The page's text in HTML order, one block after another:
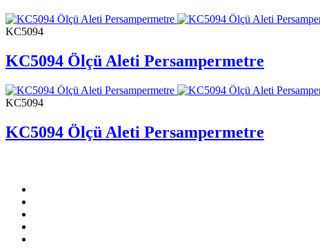
KC5094
KC5094 Ölçü Aleti Persampermetre
KC5094
KC5094 Ölçü Aleti Persampermetre